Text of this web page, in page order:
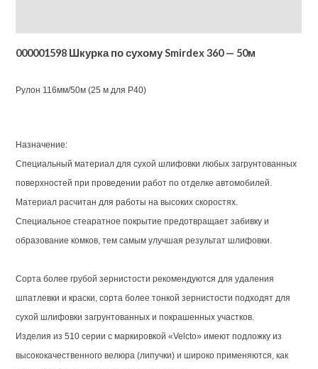
000001598 Шкурка по сухому Smirdex 360 — 50м
Рулон 116мм/50м (25 м для Р40)
Назначение:
Специальный материал для сухой шлифовки любых загрунтованных
поверхностей при проведении работ по отделке автомобилей.
Материал расчитан для работы на высоких скоростях.
Специальное стеаратное покрытие предотвращает забивку и
образование комков, тем самым улучшая результат шлифовки.
Сорта более грубой зернистости рекомендуются для удаления
шпатлевки и краски, сорта более тонкой зернистости подходят для
сухой шлифовки загрунтованных и покрашенных участков.
Изделия из 510 серии с маркировкой «Velcto» имеют подложку из
высококачественного велюра (липучки) и широко применяются, как